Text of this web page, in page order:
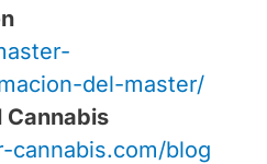
del-master/
Cannabis
cannabis.com/blog